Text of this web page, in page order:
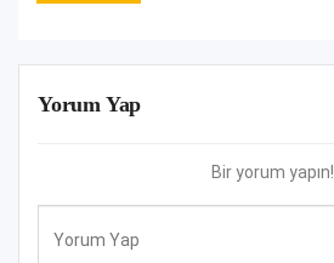
Yorum Yap
Bir yorum yapın!